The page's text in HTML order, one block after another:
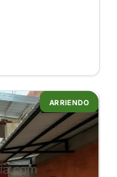
ARRIENDO